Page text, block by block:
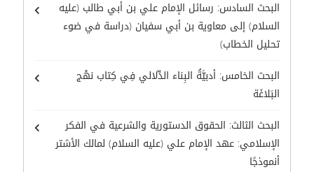
البحث السادس: رسائل الإمام علي بن أبي طالب (عليه
السلام) إلى معاوية بن أبي سفيان (دراسة في ضوء
تحليل الخطاب)
البحث الخامس: أدبيَّةُ البِناء الدِّلالي فِي كِتاب نهْج
البَلاغَة
البحث الثالث: الحقوق الدستورية والشرعية في الفكر
الإسلامي: عهد الإمام علي (عليه السلام) لمالك الأشتر
أنموذجًا